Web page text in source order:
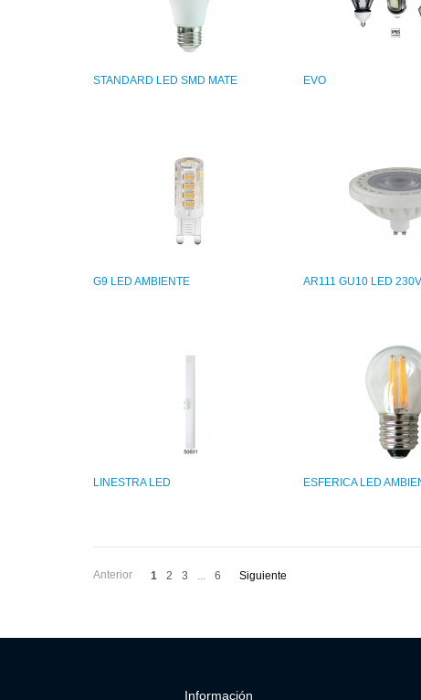
STANDARD LED SMD MATE EVO
G9 LED AMBIENTE AR111 GU10 LED 230V
LINESTRA LED ESFERICA LED
Anterior 1 2 3 ... 6 Siguiente
Información